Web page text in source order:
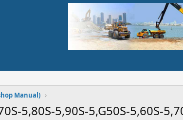
Manual)
5,80S-5,90S-5,G50S-5,60S-